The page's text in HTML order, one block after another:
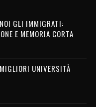
GLI IMMIGRATI:
E MEMORIA CORTA
UNIVERSITÀ